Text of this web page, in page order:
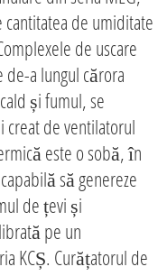
de umiditate
de uscare
a lungul cărora
și fumul, se
creat de ventilatorul
este o sobă, în
să genereze
de țevi și
pe un
KCȘ. Curățatorul de